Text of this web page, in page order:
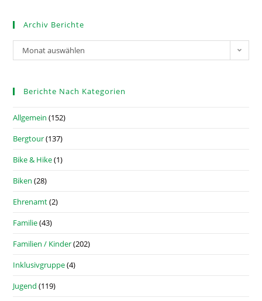
Archiv Berichte
Monat auswählen
Berichte Nach Kategorien
Allgemein (152)
Bergtour(137)
Bike & Hike(1)
Biken (28)
Ehrenamt(2)
Familie(43)
Familien / Kinder(202)
Inklusivgruppe(4)
Jugend (119)